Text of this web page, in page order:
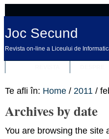
Joc Secund
Revista on-line a Liceului de
Te afli în: Home / 2011 /
Archives by date
You are browsing the site